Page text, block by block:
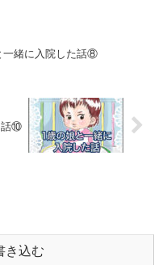
一緒に入院した話⑧
話⑩
き込む